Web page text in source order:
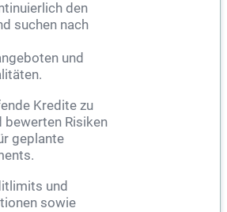
den
suchen nach
und
Kredite zu
bewerten Risiken
geplante
und
sowie